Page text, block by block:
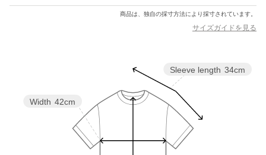
鎖骨を美しく見せるカッティングがポイントのオフショルダーTシ
キャミソールやキャミワンピースを、抜け感のあるネックライン
にストラップをかけるように着用しいただく、衿元レイヤードス
タイルもおすすめ。
・同素材のクルーネックTシャツのご用意もございます。対象品
商品は、独自の採寸方法により採寸されています。
サイズガイドを見る
Sleeve length 34cm
Width 42cm